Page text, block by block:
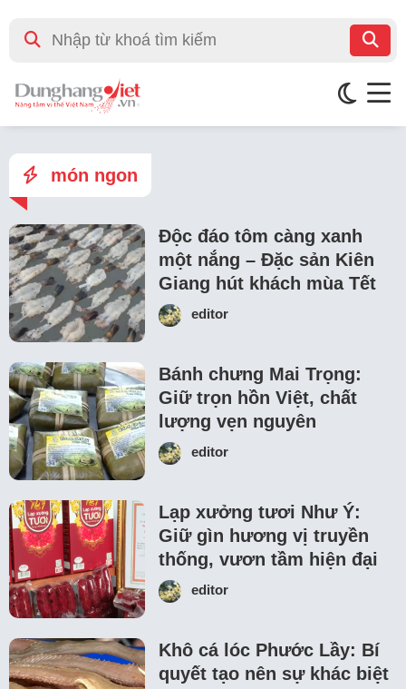
món ngon
Độc đáo tôm càng xanh
một nắng – Đặc sản Kiên
Giang hút khách mùa Tết
editor
Bánh chưng Mai Trọng:
Giữ trọn hồn Việt, chất
lượng vẹn nguyên
editor
Lạp xưởng tươi Như Ý:
Giữ gìn hương vị truyền
thống, vươn tầm hiện đại
editor
Khô cá lóc Phước Lầy: Bí
quyết tạo nên sự khác biệt